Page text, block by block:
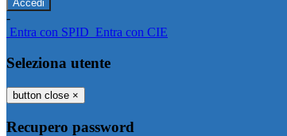
-
Entra con SPID Entra con CIE
Seleziona utente
button close ×
Recupero password